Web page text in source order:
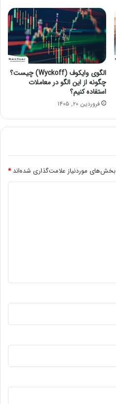
الگوی وایکوف (Wyckoff) چیست؟
چگونه از این الگو در معاملات
استفاده کنیم؟
فروردین ۲۰, ۱۴۰۵
بخش‌های موردنیاز علامت‌گذاری شده‌اند*